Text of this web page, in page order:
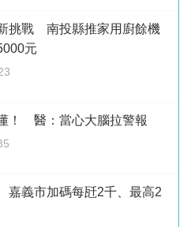
挑戰 南投縣推家用廚餘機
元
！ 醫：當心大腦拉警報
義市加碼每瓩2千、最高2